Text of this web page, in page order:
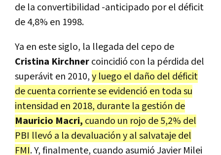
de la convertibilidad -anticipado por el déficit
de 4,8% en 1998.
Ya en este siglo, la llegada del cepo de
Cristina Kirchnercoincidió con la pérdida del
superávit en 2010,y luego el daño del déficit
de cuenta corriente se evidenció en toda su
intensidad en 2018, durante la gestión de
Mauricio Macri, cuando un rojo de 5,2% del
PBI llevó a la devaluación y al salvataje del
FMI. Y, finalmente, cuando asumió Javier Milei